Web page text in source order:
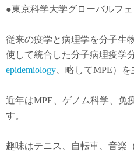
●東京科学大学グローバルフ
従来の疫学と病理学を分子生
使して統合した分子病理疫学
epidemiology 、略してMPE）を
近年はMPE 、ゲノム科学、免
す。
趣味はテニス、自転車、音楽